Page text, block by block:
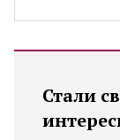
Стали